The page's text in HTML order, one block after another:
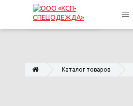
Каталог товаров